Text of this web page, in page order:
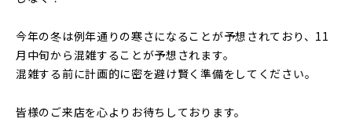
今年の冬は例年通りの寒さになることが予想されており、11
月中旬から混雑することが予想されます。
混雑する前に計画的に密を避け賢く準備をしてください。
皆様のご来店を心よりお待ちしております。